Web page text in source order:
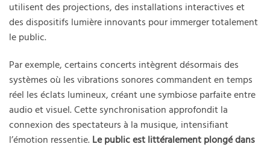
utilisent des projections, des installations interactives et
des dispositifs lumière innovants pour immerger totalement
le public.
Par exemple, certains concerts intègrent désormais des
systèmes où les vibrations sonores commandent en temps
réel les éclats lumineux, créant une symbiose parfaite entre
audio et visuel. Cette synchronisation approfondit la
connexion des spectateurs à la musique, intensifiant
l’émotion ressentie. Le public est littéralement plongé dans